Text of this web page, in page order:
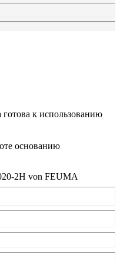
к использованию
основанию